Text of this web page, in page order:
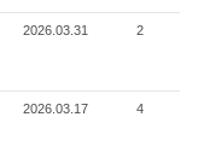
2026.03.31 2
2026.03.17 4